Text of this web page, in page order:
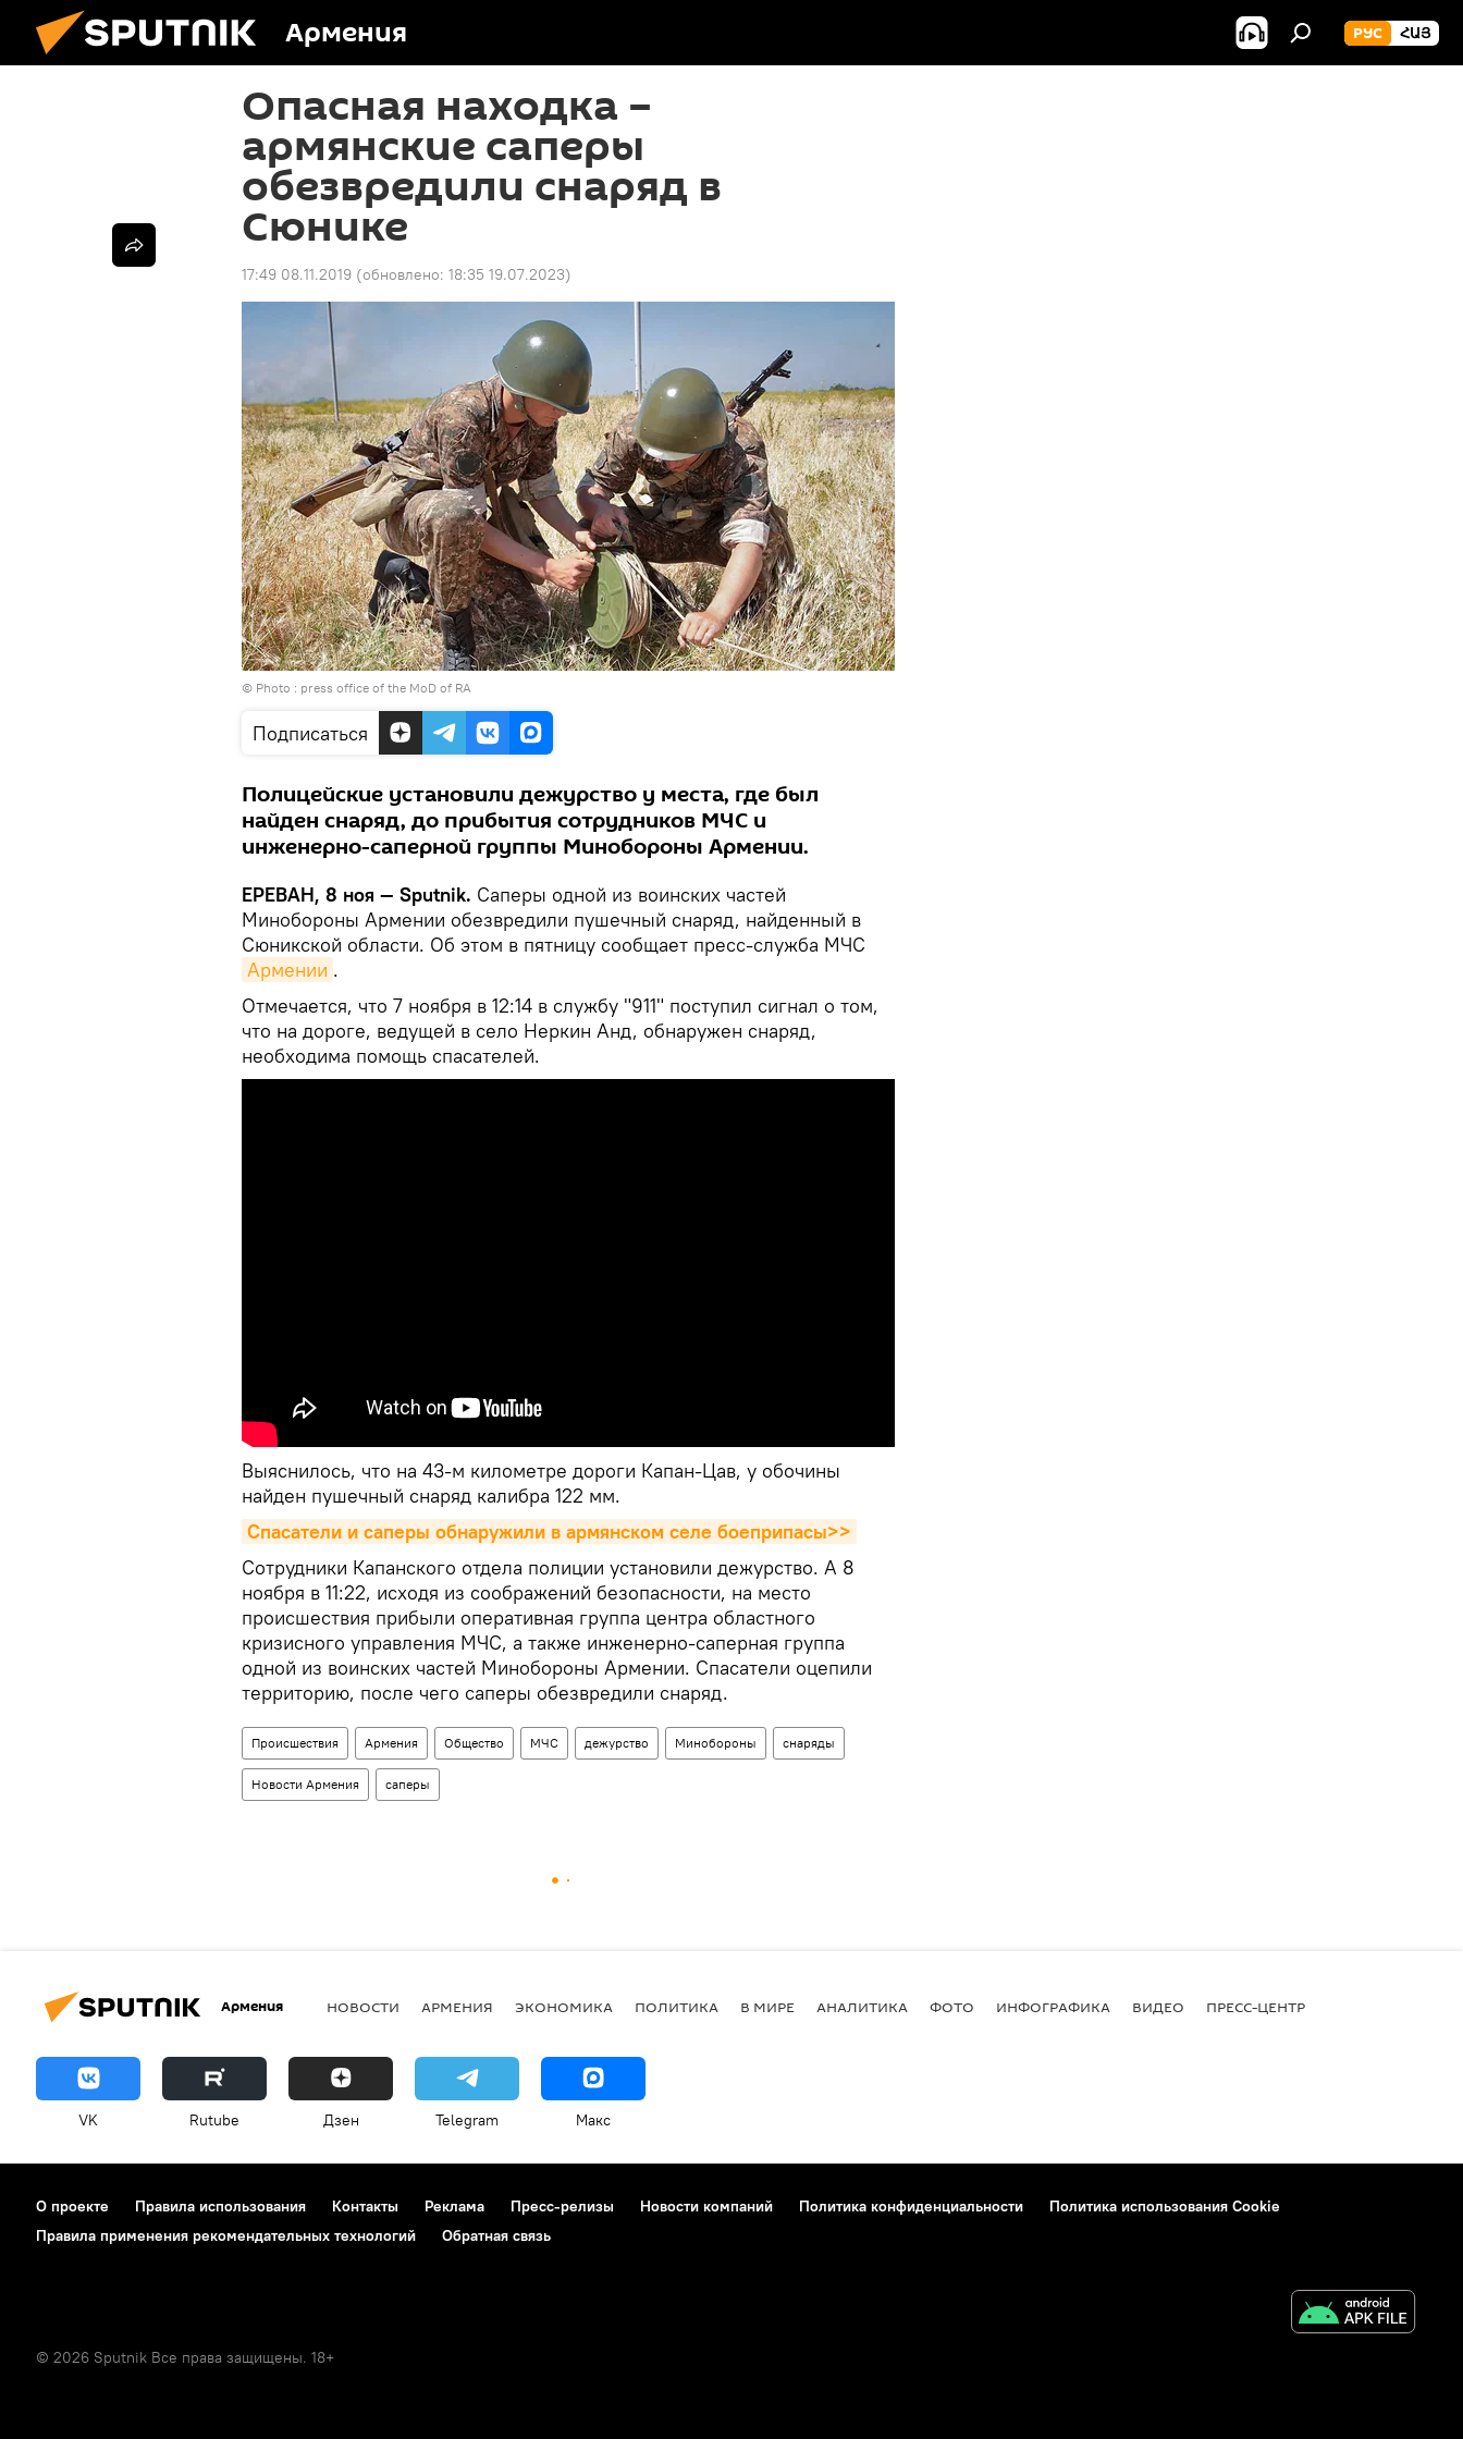
Армения РУС ՀԱՅ
Опасная находка –
армянские саперы
обезвредили снаряд в
Сюнике
17:49 08.11.2019 (обновлено: 18:35 19.07.2023)
© Photo : press office of the MoD of RA
Подписаться
Полицейские установили дежурство у места, где был
найден снаряд, до прибытия сотрудников МЧС и
инженерно-саперной группы Минобороны Армении.
ЕРЕВАН, 8 ноя — Sputnik. Саперы одной из воинских частей
Минобороны Армении обезвредили пушечный снаряд, найденный в
Сюникской области. Об этом в пятницу сообщает пресс-служба МЧС
Армении .
Отмечается, что 7 ноября в 12:14 в службу "911" поступил сигнал о том,
что на дороге, ведущей в село Неркин Анд, обнаружен снаряд,
необходима помощь спасателей.
Выяснилось, что на 43-м километре дороги Капан-Цав, у обочины
найден пушечный снаряд калибра 122 мм.
Спасатели и саперы обнаружили в армянском селе боеприпасы>>
Сотрудники Капанского отдела полиции установили дежурство. А 8
ноября в 11:22, исходя из соображений безопасности, на место
происшествия прибыли оперативная группа центра областного
кризисного управления МЧС, а также инженерно-саперная группа
одной из воинских частей Минобороны Армении. Спасатели оцепили
территорию, после чего саперы обезвредили снаряд.
Происшествия Армения Общество МЧС дежурство Минобороны снаряды
Новости Армения саперы
Армения НОВОСТИ АРМЕНИЯ ЭКОНОМИКА ПОЛИТИКА В МИРЕ АНАЛИТИКА ФОТО ИНФОГРАФИКА ВИДЕО ПРЕСС-ЦЕНТР
VK Rutube Дзен Telegram Макс
О проекте Правила использования Контакты Реклама Пресс-релизы Новости компаний Политика конфиденциальности
Политика использования Cookie
Правила применения рекомендательных технологий
Обратная связь
© 2026 Sputnik Все права защищены. 18+